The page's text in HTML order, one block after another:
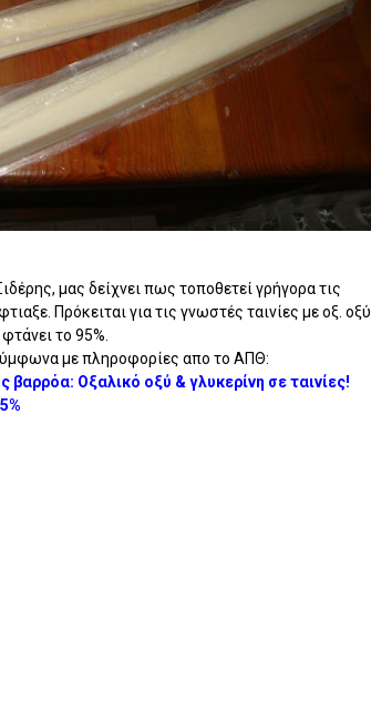
μας δείχνει πως τοποθετεί γρήγορα τις
Πρόκειται για τις γνωστές ταινίες με οξ. οξύ
το 95%.
με πληροφορίες απο το ΑΠΘ:
Οξαλικό οξύ & γλυκερίνη σε ταινίες!